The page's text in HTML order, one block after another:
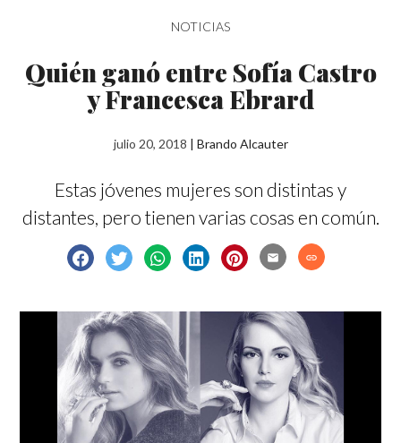
NOTICIAS
Quién ganó entre Sofía Castro
y Francesca Ebrard
julio 20, 2018 | Brando Alcauter
Estas jóvenes mujeres son distintas y
distantes, pero tienen varias cosas en común.
email link